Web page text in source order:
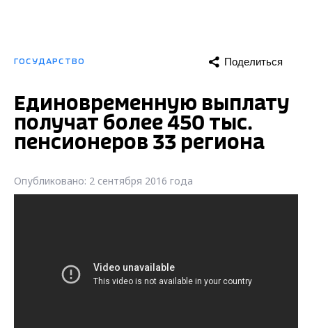
ГОСУДАРСТВО Поделиться
Единовременную выплату
получат более 450 тыс.
пенсионеров 33 региона
Опубликовано: 2 сентября 2016 года